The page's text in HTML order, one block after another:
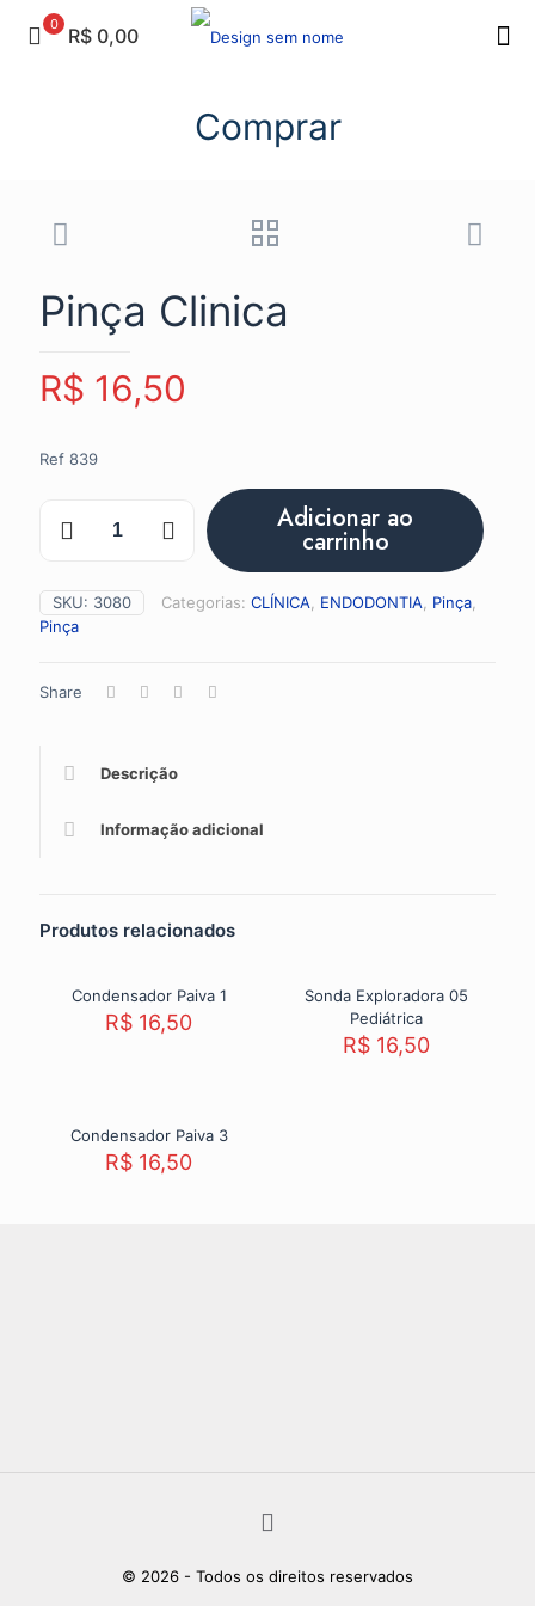
0 R$ 0,00
Comprar
Pinça Clinica
R$ 16,50
Ref 839
Adicionar ao
carrinho
SKU: 3080 Categorias: CLÍNICA ENDODONTIA Pinça
Pinça
Share
Descrição
Informação adicional
Produtos relacionados
Condensador Paiva 1
R$ 16,50
Sonda Exploradora 05
Pediátrica
R$16,50
Condensador Paiva 3
R$ 16,50
© 2026 - Todos os direitos reservados